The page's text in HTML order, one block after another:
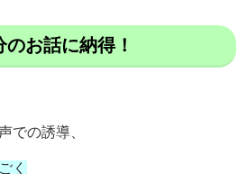
お話に納得！
での誘導、
く